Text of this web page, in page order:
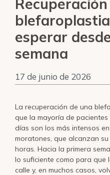
esperar
semana
17 de junio de 2026
La recuperación de una
que la mayoría de
días son los más intensos
moratones, que alcanzan
horas. Hacia la primera
lo suficiente como para que
calle y, en muchos casos,